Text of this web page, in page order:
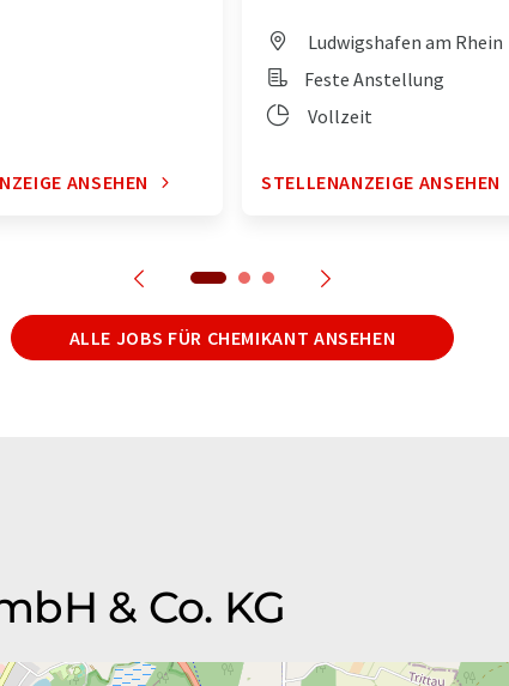
ANSEHEN
Ludwigshafen am Rhein
Feste Anstellung
Vollzeit
STELLENANZEIGE ANSEHEN
ALLE JOBS FÜR CHEMIKANT ANSEHEN
& Co. KG